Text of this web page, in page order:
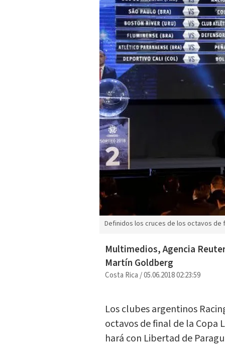
Definidos los cruces de los octavos
Multimedios, Agencia
Martín Goldberg
Costa Rica/05.06.2018 02:23:59
Los clubes argentinos
octavos de final de la Copa
hará con Libertad de